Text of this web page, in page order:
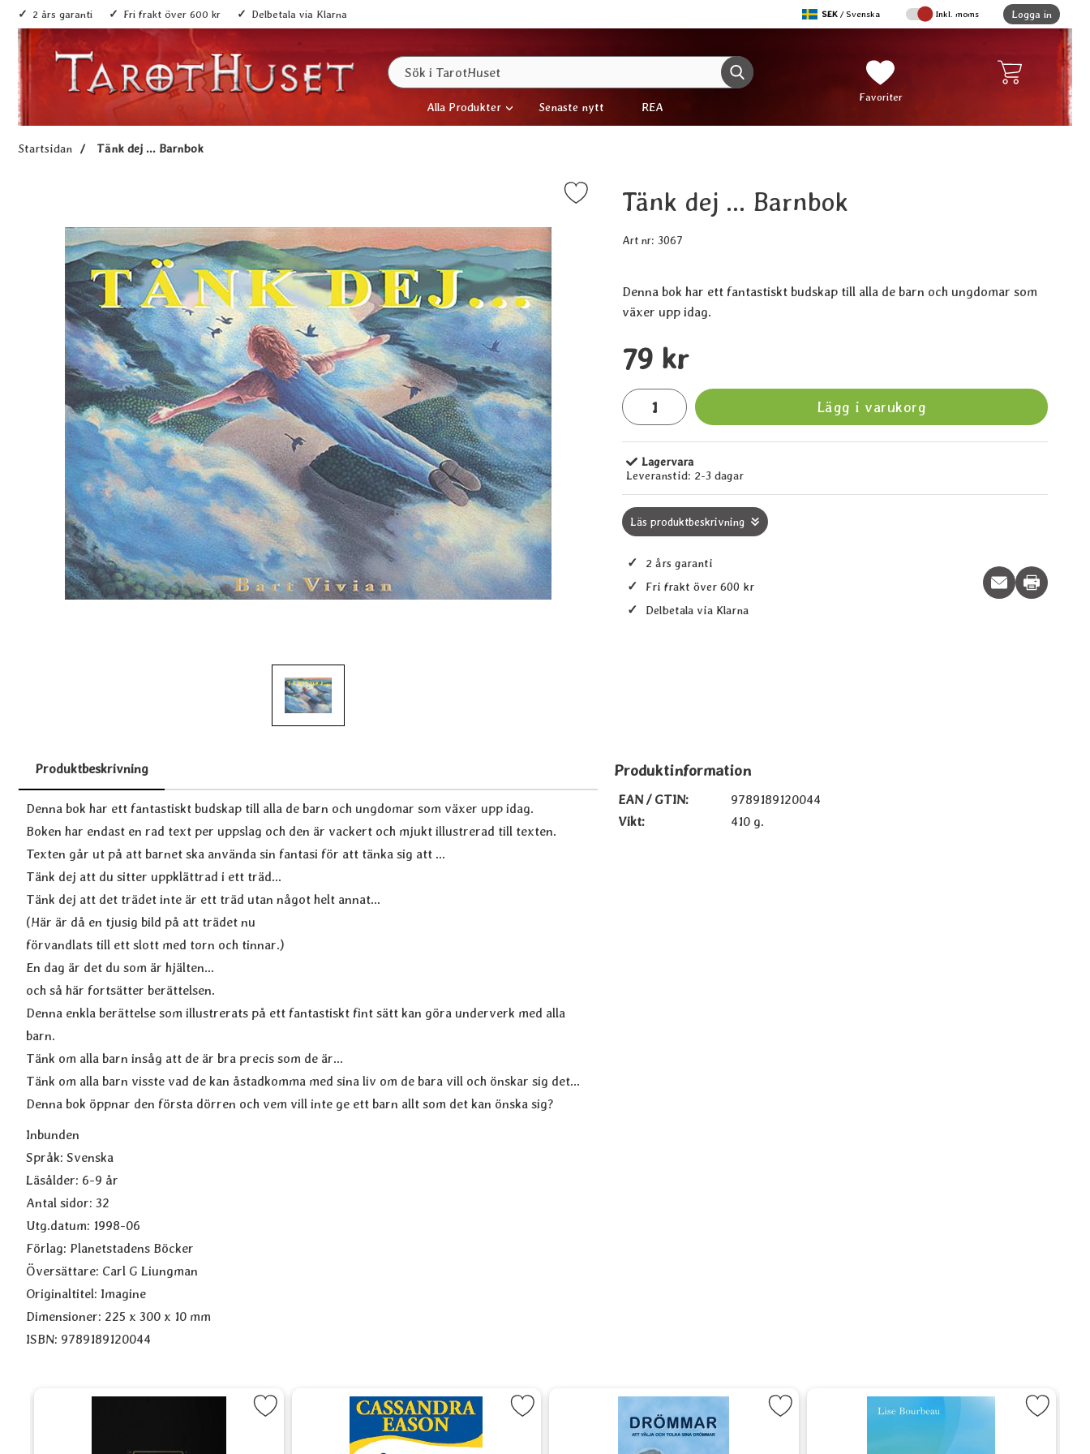
2 års garanti Fri frakt över 600 kr Delbetala via Klarna Sverige
,SEK / Svenska Inkl. moms Logga in
Sök
Genomför sökning Mina favoriter
Favoriter
Alla Produkter Senaste nytt REA
Startsidan Tänk dej ... Barnbok
Markera tänk dej ... Barnbok som favoritTänk dej ... Barnbok
Art nr: 3067
Denna bok har ett fantastiskt budskap till alla de barn och ungdomar som
växer upp idag.
pris
79 kr
antal
Lägg i varukorg
Tillgänglighet:
Lagervara
Leveranstid: 2-3 dagar
Läs produktbeskrivning
✓ 2 års garanti
✓ Fri frakt över 600 kr
✓ Delbetala via Klarna
Print this
Produktbeskrivning
Produktbeskrivning
Denna bok har ett fantastiskt budskap till alla de barn och ungdomar som växer upp idag.
Boken har endast en rad text per uppslag och den är vackert och mjukt illustrerad till texten.
Texten går ut på att barnet ska använda sin fantasi för att tänka sig att ...
Tänk dej att du sitter uppklättrad i ett träd...
Tänk dej att det trädet inte är ett träd utan något helt annat...
(Här är då en tjusig bild på att trädet nu
förvandlats till ett slott med torn och tinnar.)
En dag är det du som är hjälten...
och så här fortsätter berättelsen.
Denna enkla berättelse som illustrerats på ett fantastiskt fint sätt kan göra underverk med alla
barn.
Tänk om alla barn insåg att de är bra precis som de är...
Tänk om alla barn visste vad de kan åstadkomma med sina liv om de bara vill och önskar sig det...
Denna bok öppnar den första dörren och vem vill inte ge ett barn allt som det kan önska sig?
Inbunden
Språk: Svenska
Läsålder: 6-9 år
Antal sidor: 32
Utg.datum: 1998-06
Förlag: Planetstadens Böcker
Översättare: Carl G Liungman
Originaltitel: Imagine
Dimensioner: 225 x 300 x 10 mm
ISBN: 9789189120044
Produktinformation
EAN / GTIN:
9789189120044
Vikt:
410 g.
Markera Dream Journal som favorit Markera Månkraft för dagens kvinnor som favoritMarkera Drömmar - Att välja och tolka sina drömmar som favorit
Markera Kroppen talar till dig: Den kompletta guiden till